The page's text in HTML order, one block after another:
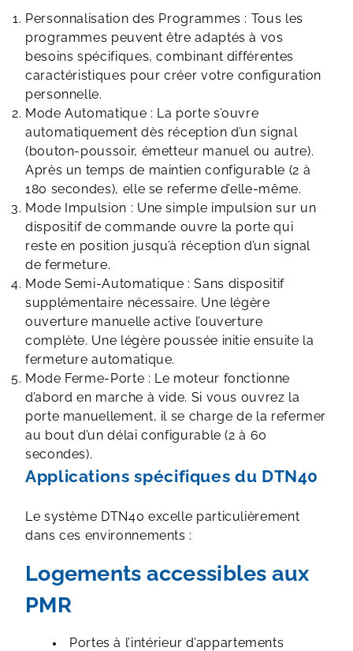
Personnalisation des Programmes : Tous les
programmes peuvent être adaptés à vos
besoins spécifiques, combinant différentes
caractéristiques pour créer votre configuration
personnelle.
Mode Automatique : La porte s’ouvre
automatiquement dès réception d’un signal
(bouton-poussoir, émetteur manuel ou autre).
Après un temps de maintien configurable (2 à
180 secondes), elle se referme d’elle-même.
Mode Impulsion : Une simple impulsion sur un
dispositif de commande ouvre la porte qui
reste en position jusqu’à réception d’un signal
de fermeture.
Mode Semi-Automatique : Sans dispositif
supplémentaire nécessaire. Une légère
ouverture manuelle active l’ouverture
complète. Une légère poussée initie ensuite la
fermeture automatique.
Mode Ferme-Porte : Le moteur fonctionne
d’abord en marche à vide. Si vous ouvrez la
porte manuellement, il se charge de la refermer
au bout d’un délai configurable (2 à 60
secondes).
Applications spécifiques du DTN40
Le système DTN40 excelle particulièrement
dans ces environnements :
Logements accessibles aux
PMR
Portes à l’intérieur d’appartements